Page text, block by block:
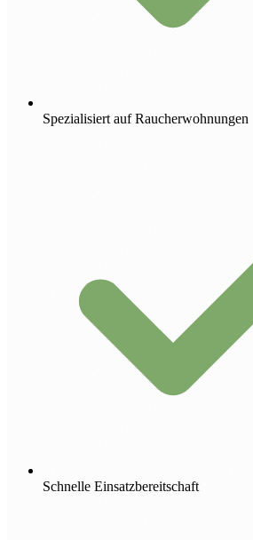
Spezialisiert auf Raucherwohnungen
Schnelle Einsatzbereitschaft